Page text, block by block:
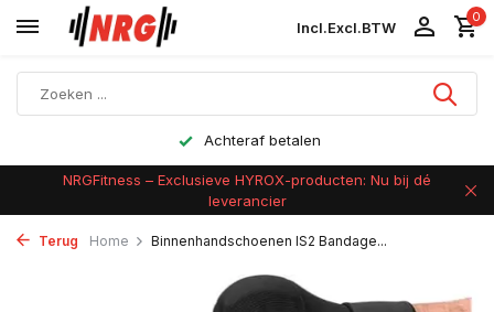
Incl.Excl.BTW
0
Achteraf betalen
NRGFitness – Exclusieve HYROX-producten: Nu bij dé
leverancier
Terug Home Binnenhandschoenen IS2 Bandage...